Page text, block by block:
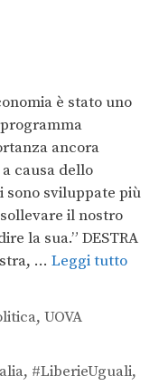
è stato uno
ancora
causa dello
sono sviluppate più
il nostro
la sua.” DESTRA
… Leggi tutto
,UOVA
, #LiberieUguali,